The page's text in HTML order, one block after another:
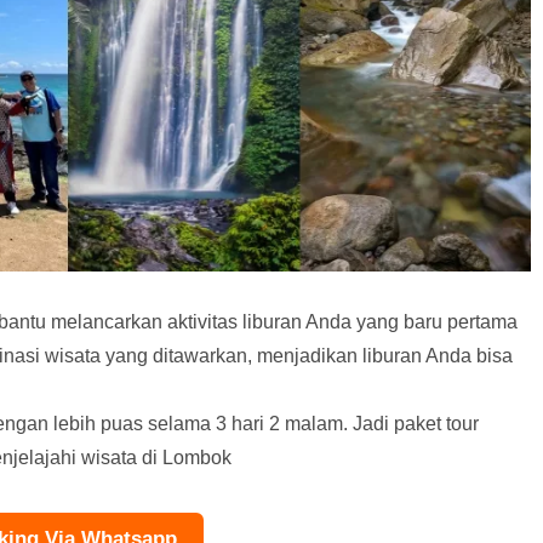
melancarkan aktivitas liburan Anda yang baru pertama
wisata yang ditawarkan, menjadikan liburan Anda bisa
lebih puas selama 3 hari 2 malam. Jadi paket tour
wisata di Lombok
Via Whatsapp